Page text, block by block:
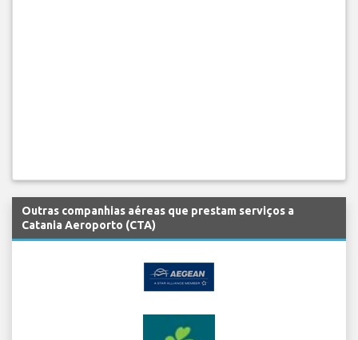
Outras companhias aéreas que prestam serviços a
Catania Aeroporto (CTA)